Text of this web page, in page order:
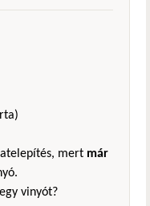
mert már
vinyót?